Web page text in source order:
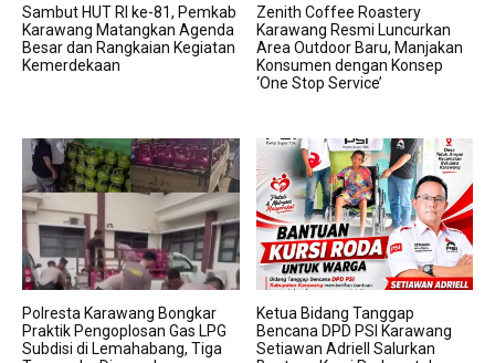
Sambut HUT RI ke-81, Pemkab
Karawang Matangkan Agenda
Besar dan Rangkaian Kegiatan
Kemerdekaan
Zenith Coffee Roastery
Karawang Resmi Luncurkan
Area Outdoor Baru, Manjakan
Konsumen dengan Konsep
‘One Stop Service’
Polresta Karawang Bongkar
Praktik Pengoplosan Gas LPG
Subdisi di Lemahabang, Tiga
Ketua Bidang Tanggap
Bencana DPD PSI Karawang
Setiawan Adriell Salurkan